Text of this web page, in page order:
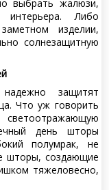
выбрать жалюзи,
Либо
изделии,
солнезащитную
защитят
Что уж говорить
день шторы
полумрак, не
шторы, создающие
тяжеловесно,